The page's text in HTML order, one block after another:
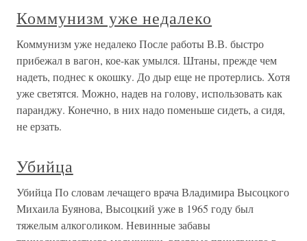
Коммунизм уже недалеко
Коммунизм уже недалеко После работы В.В. быстро
прибежал в вагон, кое-как умылся. Штаны, прежде чем
надеть, поднес к окошку. До дыр еще не протерлись. Хотя
уже светятся. Можно, надев на голову, использовать как
паранджу. Конечно, в них надо поменьше сидеть, а сидя,
не ерзать.
Убийца
Убийца По словам лечащего врача Владимира Высоцкого
Михаила Буянова, Высоцкий уже в 1965 году был
тяжелым алкоголиком. Невинные забавы